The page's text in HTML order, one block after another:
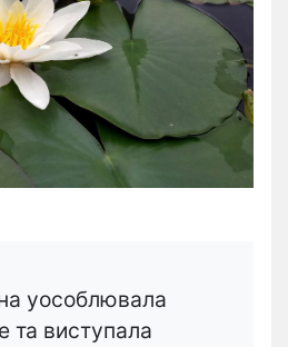
уособлювала
та виступала